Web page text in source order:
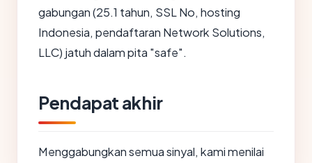
gabungan (25.1 tahun, SSL No, hosting
Indonesia, pendaftaran Network Solutions,
LLC) jatuh dalam pita "safe".
Pendapat akhir
Menggabungkan semua sinyal, kami menilai